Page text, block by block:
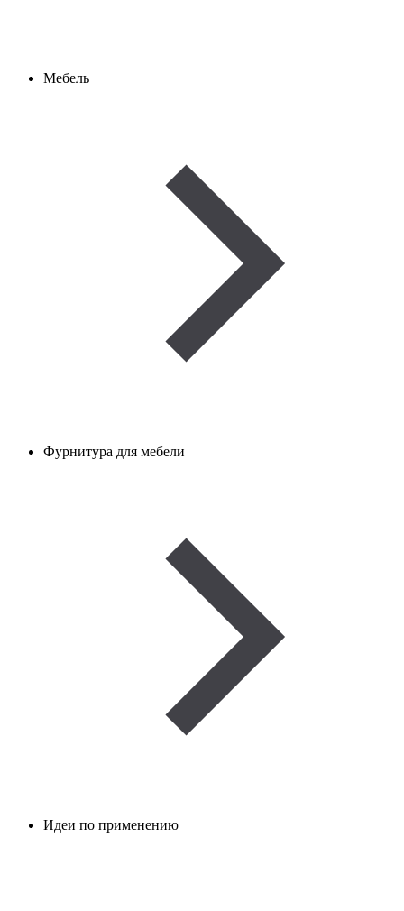
Мебель
Фурнитура для мебели
Идеи по применению